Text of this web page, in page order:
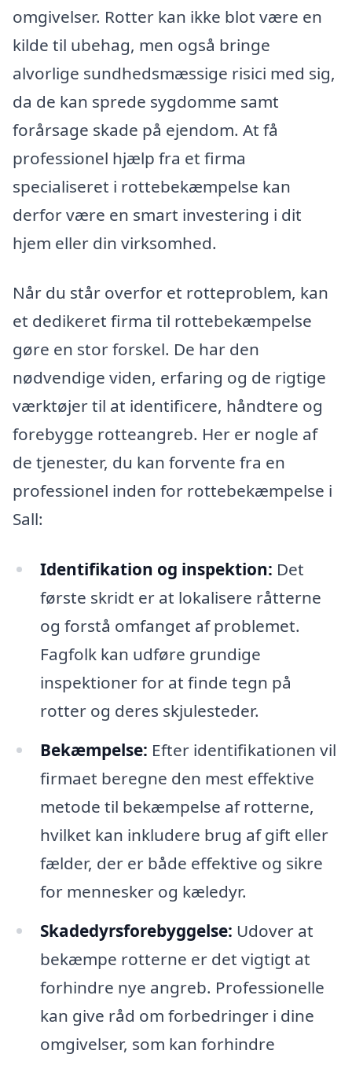
omgivelser. Rotter kan ikke blot være en
kilde til ubehag, men også bringe
alvorlige sundhedsmæssige risici med sig,
da de kan sprede sygdomme samt
forårsage skade på ejendom. At få
professionel hjælp fra et firma
specialiseret i rottebekæmpelse kan
derfor være en smart investering i dit
hjem eller din virksomhed.
Når du står overfor et rotteproblem, kan
et dedikeret firma til rottebekæmpelse
gøre en stor forskel. De har den
nødvendige viden, erfaring og de rigtige
værktøjer til at identificere, håndtere og
forebygge rotteangreb. Her er nogle af
de tjenester, du kan forvente fra en
professionel inden for rottebekæmpelse i
Sall:
Identifikation og inspektion: Det
første skridt er at lokalisere råtterne
og forstå omfanget af problemet.
Fagfolk kan udføre grundige
inspektioner for at finde tegn på
rotter og deres skjulesteder.
Bekæmpelse: Efter identifikationen vil
firmaet beregne den mest effektive
metode til bekæmpelse af rotterne,
hvilket kan inkludere brug af gift eller
fælder, der er både effektive og sikre
for mennesker og kæledyr.
Skadedyrsforebyggelse: Udover at
bekæmpe rotterne er det vigtigt at
forhindre nye angreb. Professionelle
kan give råd om forbedringer i dine
omgivelser, som kan forhindre